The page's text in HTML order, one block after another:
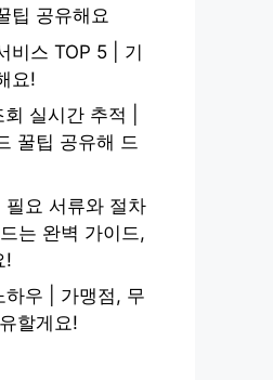
팁 공유해요
비스 TOP 5 | 기
요!
실시간 추적 |
꿀팁 공유해 드
필요 서류와 절차
는 완벽 가이드,
!
하우 | 가맹점, 무
할게요!